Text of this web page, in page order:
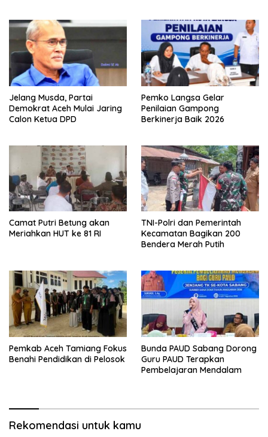
Jelang Musda, Partai
Demokrat Aceh Mulai Jaring
Calon Ketua DPD
Pemko Langsa Gelar
Penilaian Gampong
Berkinerja Baik 2026
Camat Putri Betung akan
Meriahkan HUT ke 81 RI
TNI-Polri dan Pemerintah
Kecamatan Bagikan 200
Bendera Merah Putih
Pemkab Aceh Tamiang Fokus
Benahi Pendidikan di Pelosok
Bunda PAUD Sabang Dorong
Guru PAUD Terapkan
Pembelajaran Mendalam
Rekomendasi untuk kamu